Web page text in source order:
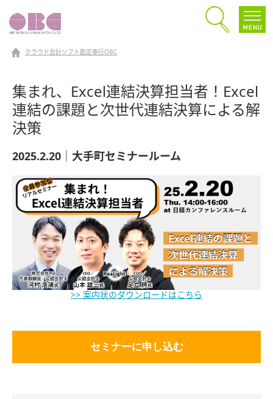
クラウド会計ソフト勘定奉行OBC
集まれ、Excel連結決算担当者！Excel
連結の課題と次世代連結決算による解
決策
2025.2.20｜大手町セミナールーム
>> 案内状のダウンロードはこちら
セミナーに申し込む